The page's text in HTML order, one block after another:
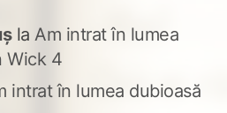
la Am intrat în lumea
Wick 4
intrat în lumea dubioasă